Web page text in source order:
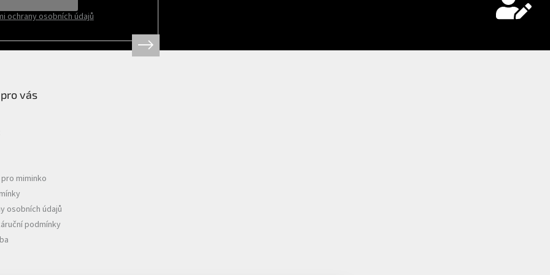
ochrany osobních údajů
vás
miminko
osobních údajů
podmínky